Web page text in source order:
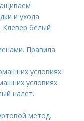
и ухода
Клевер белый
Правила
условиях.
условиях
налет.
метод.